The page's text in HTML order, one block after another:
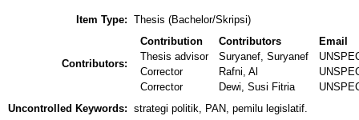
Item Type: Thesis (Bachelor/Skripsi)
Contributors:
Contribution Contributors
Email
Thesis advisor
Suryanef, Suryanef
Corrector
Rafni, Al
Corrector
Dewi, Susi Fitria
Uncontrolled Keywords: strategi politik, PAN, pemilu legislatif.